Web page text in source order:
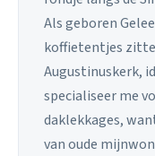
Als geboren
koffietentjes
Augustinuskerk,
specialiseer me
daklekkages,
van oude